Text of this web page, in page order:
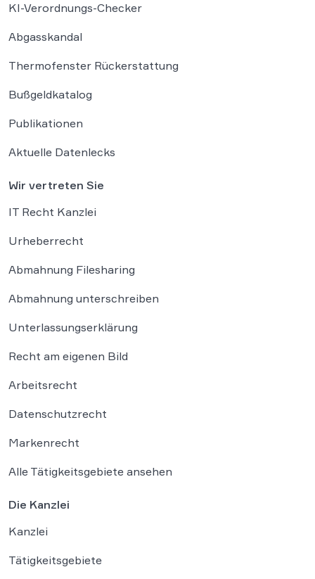
KI-Verordnungs-Checker
Abgasskandal
Thermofenster Rückerstattung
Bußgeldkatalog
Publikationen
Aktuelle Datenlecks
Wir vertreten Sie
IT Recht Kanzlei
Urheberrecht
Abmahnung Filesharing
Abmahnung unterschreiben
Unterlassungserklärung
Recht am eigenen Bild
Arbeitsrecht
Datenschutzrecht
Markenrecht
Alle Tätigkeitsgebiete ansehen
Die Kanzlei
Kanzlei
Tätigkeitsgebiete